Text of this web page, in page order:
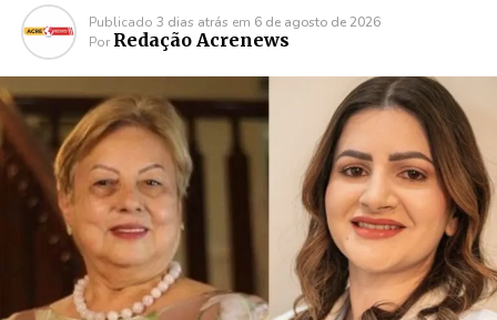
Publicado 3 dias atrás em 6 de agosto de 2026
Por Redação Acrenews